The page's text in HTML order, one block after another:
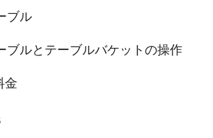
ブル
ブルとテーブルバケットの操作
金